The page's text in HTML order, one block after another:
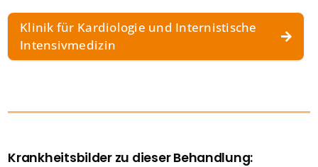
Klinik für Kardiologie und Internistische
Intensivmedizin
Krankheitsbilder zu dieser Behandlung: